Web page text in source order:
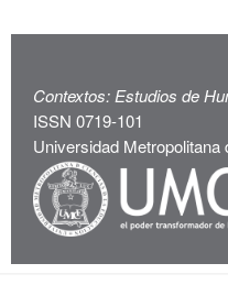
Contextos: Estudios de
ISSN 0719-101
Universidad